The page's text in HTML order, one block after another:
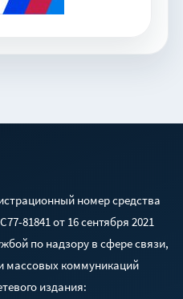
номер средства
81841 от 16 сентября 2021
по надзору в сфере связи,
массовых коммуникаций
издания: